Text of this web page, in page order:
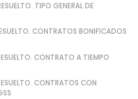
TIPO GENERAL DE
CONTRATOS BONIFICADOS
CONTRATO A TIEMPO
CONTRATOS CON